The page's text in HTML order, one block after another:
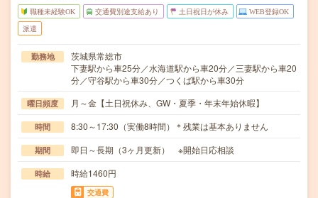
職種未経験OK 交通費別途支給あり 土日祝日が休み WEB登録OK
派遣
勤務地
茨城県常総市
下妻駅から車25分／水海道駅から車20分／三妻駅から車20
分／守谷駅から車30分／つくば駅から車30分
曜日頻度 月～金【土日祝休み、GW・夏季・年末年始休暇】
時間 8:30～17:30（実働8時間）＊残業は基本ありません
期間 即日～長期（3ヶ月更新） ※開始日応相談
時給 時給1460円
交通費